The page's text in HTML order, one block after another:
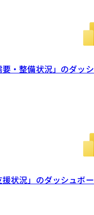
・整備状況」のダッ
状況」のダッシュボ